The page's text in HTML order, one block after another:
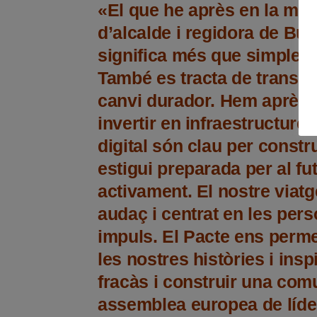
«El que he après en la
d’alcalde i regidora de
significa més que
També es tracta de
canvi durador. Hem après
invertir en
digital són clau per
estigui preparada per al
activament. El nostre
audaç i centrat en les
impuls. El Pacte ens
les nostres històries i
fracàs i construir una
assemblea europea de